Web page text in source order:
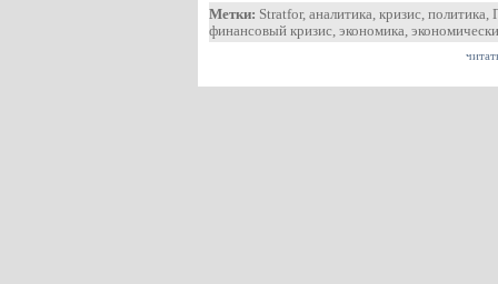
Метки: Stratfor, аналитика, кризис, политика,
финансовый кризис, экономика,